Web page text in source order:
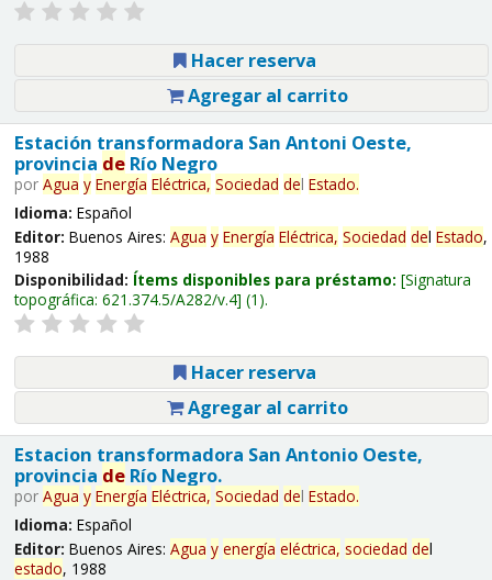
Hacer reserva
Agregar al carrito
Estación transformadora San Antoni Oeste,
provincia deRío Negro
por Agua y Energía Eléctrica, Sociedad del Estado.
Idioma: Español
Editor: Buenos Aires: Agua y Energía Eléctrica, Sociedad del Estado,
1988
Disponibilidad: Ítems disponibles para préstamo: Signatura
topográfica: 621.374.5/A282/v.4 (1).
Hacer reserva
Agregar al carrito
Estacion transformadora San Antonio Oeste,
provincia deRío Negro.
por Agua y Energía Eléctrica, Sociedad del Estado.
Idioma: Español
Editor: Buenos Aires: Agua y energía eléctrica, sociedad del
estado, 1988